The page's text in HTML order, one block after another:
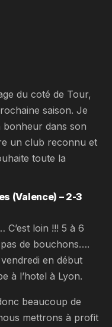
du coté de Tour,
saison. Je
bonheur dans son
un club reconnu et
toute la
(Valence) – 2-3
C’est loin !!! 5 à 6
de bouchons….
en début
à l’hotel à Lyon.
beaucoup de
mettrons à profit